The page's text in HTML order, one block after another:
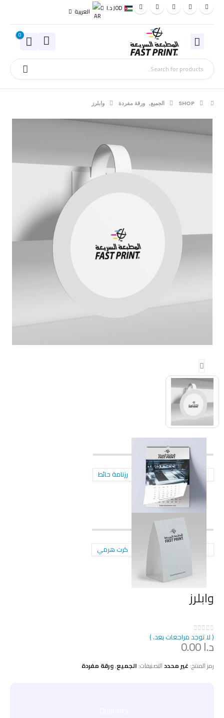
JOD د.ا العربية
0
SHOP الجميع, ورقة مفردة وابلرز
رزنامة حائط
كرت هرمي
وابلرز
0
out of 5
( لا توجد مراجعات بعد. )
د.ا0.00
رمز المنتج: غير محددالتصنيفات: الجميع,ورقة مفردة